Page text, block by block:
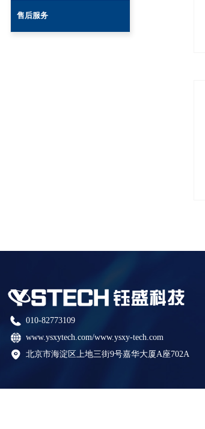
售后服务
010-82773109
www.ysxytech.com/www.ysxy-tech.com
北京市海淀区上地三街9号嘉华大厦A座702A